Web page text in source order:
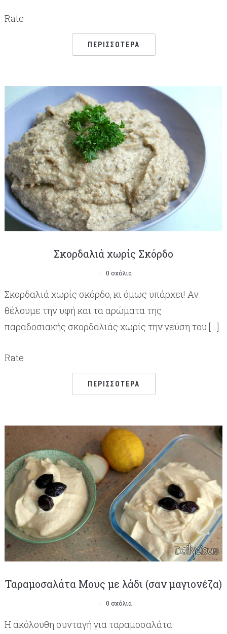
Rate
ΠΕΡΙΣΣΌΤΕΡΑ
Σκορδαλιά χωρίς Σκόρδο
0 σχόλια
Σκορδαλιά χωρίς σκόρδο, κι όμως υπάρχει! Αν
θέλουμε την υφή και τα αρώματα της
παραδοσιακής σκορδαλιάς χωρίς την γεύση του […]
Rate
ΠΕΡΙΣΣΌΤΕΡΑ
Ταραμοσαλάτα Μους με λάδι (σαν μαγιονέζα)
0 σχόλια
Η ακόλουθη συνταγή για ταραμοσαλάτα